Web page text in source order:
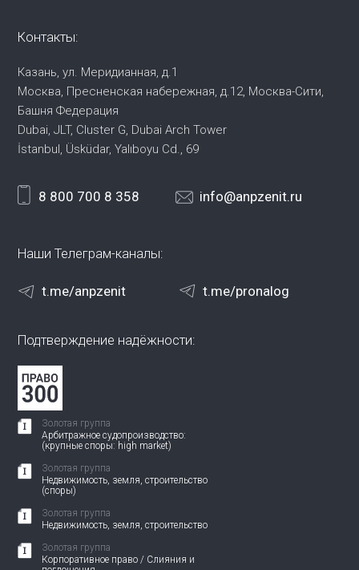
Контакты:
Казань, ул. Меридианная, д.1
Москва, Пресненская набережная, д.12, Москва-Сити,
Башня Федерация
Dubai, JLT, Cluster G, Dubai Arch Tower
İstanbul, Üsküdar, Yalıboyu Cd., 69
8 800 700 8 358 info@anpzenit.ru
Наши Телеграм-каналы:
t.me/anpzenit t.me/pronalog
Подтверждение надёжности:
Золотая группа
Арбитражное судопроизводство:
(крупные споры: high market)
Золотая группа
Недвижимость, земля, строительство
(споры)
Золотая группа
Недвижимость, земля, строительство
Золотая группа
Корпоративное право / Слияния и